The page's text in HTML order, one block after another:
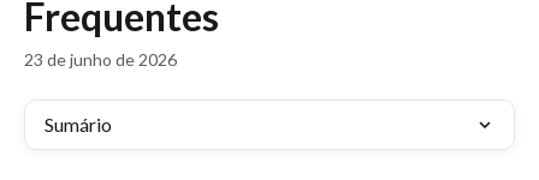
Frequentes
23 de junho de 2026
Sumário